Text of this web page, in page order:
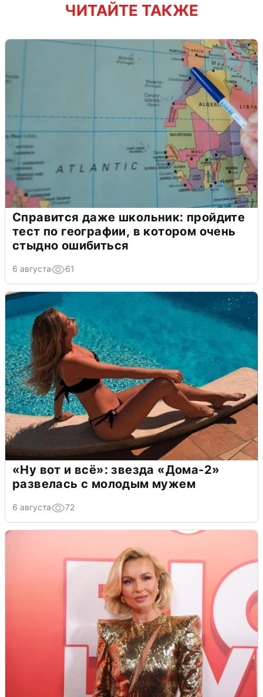
ЧИТАЙТЕ ТАКЖЕ
Справится даже школьник: пройдите
тест по географии, в котором очень
стыдно ошибиться
6 августа 61
«Ну вот и всё»: звезда «Дома-2»
развелась с молодым мужем
6 августа 72